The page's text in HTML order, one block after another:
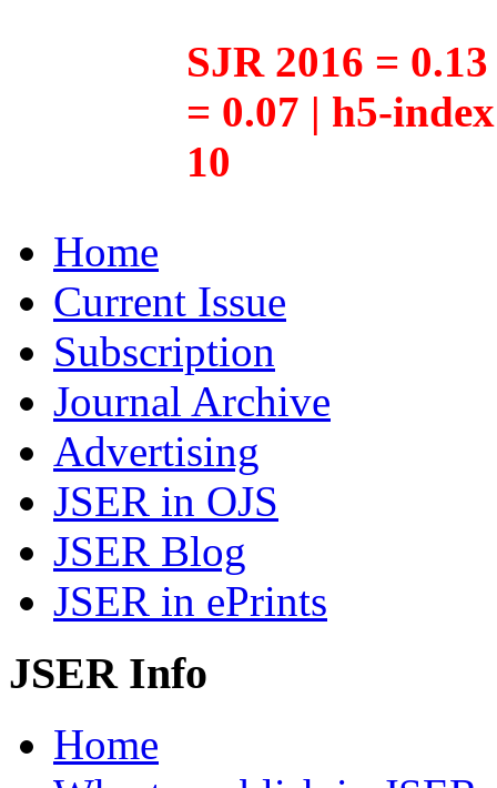
SJR 2016 =
= 0.07 | h5-
10
Home
Current Issue
Subscription
Journal Archive
Advertising
JSER in OJS
JSER Blog
JSER in ePrints
JSER Info
Home